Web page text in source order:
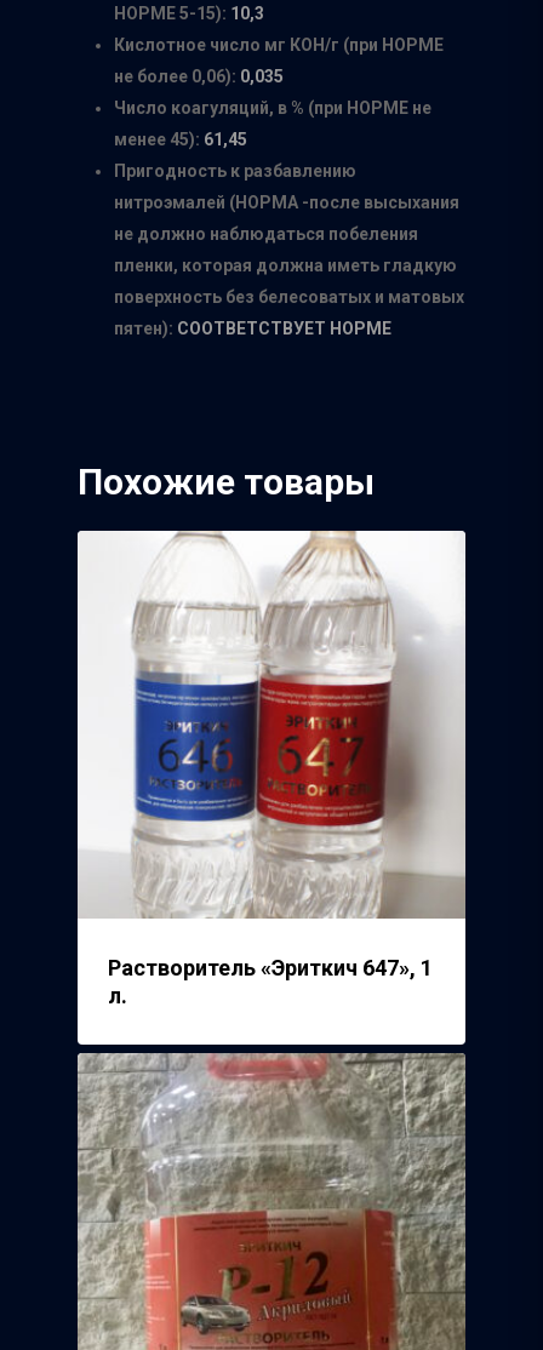
НОРМЕ 5-15): 10,3
Кислотное число мг КОН/г (при НОРМЕ
не более 0,06): 0,035
Число коагуляций, в % (при НОРМЕ не
менее 45): 61,45
Пригодность к разбавлению
нитроэмалей (НОРМА -после высыхания
не должно наблюдаться побеления
пленки, которая должна иметь гладкую
поверхность без белесоватых и матовых
пятен): СООТВЕТСТВУЕТ НОРМЕ
Похожие товары
Растворитель «Эриткич 647», 1
л.
О нас
Группа компаний
инструмент
Белгородский
завод
ISMAFLEX
3Д Крестики
Завод
Речицкий Метизный
Сотрудничество
Контакты